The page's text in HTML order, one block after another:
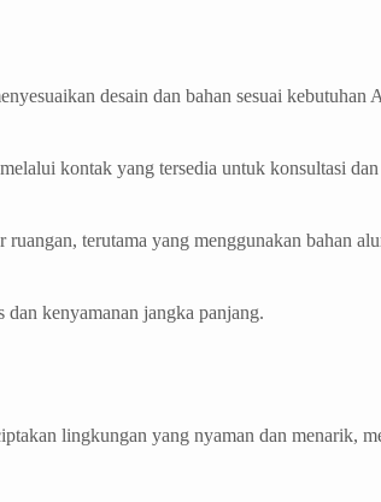
desain dan bahan sesuai kebutuhan
kontak yang tersedia untuk konsultasi dan
terutama yang menggunakan bahan
kenyamanan jangka panjang.
lingkungan yang nyaman dan menarik,